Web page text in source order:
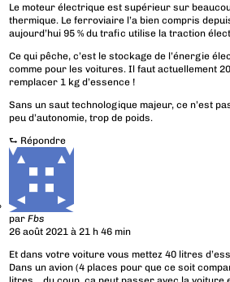
Le moteur électrique est supérieur sur
thermique. Le ferroviaire l’a bien compris
aujourd’hui 95 % du trafic utilise la traction
Ce qui pêche, c’est le stockage de l’énergie
comme pour les voitures. Il faut actuellement
remplacer 1 kg d’essence !
Sans un saut technologique majeur, ce n’est
peu d’autonomie, trop de poids.
⮑ Répondre
parFbs
26 août 2021 à 21 h 46 min
Et dans votre voiture vous mettez 40 litres
Dans un avion (4 places pour que ce soit